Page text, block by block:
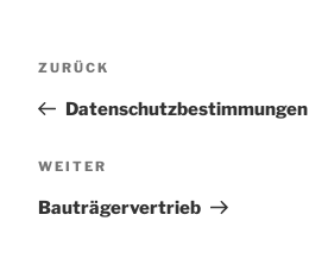
Vorheriger
ZURÜCK
Datenschutzbestimmungen
Nächster
WEITER
Bauträgervertrieb